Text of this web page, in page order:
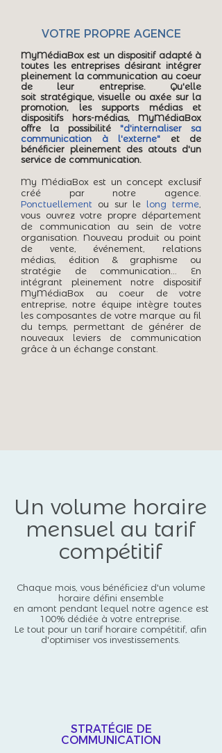
VOTRE PROPRE AGENCE
MyMédiaBox est un dispositif adapté à
toutes les entreprises désirant intégrer
pleinement la communication au coeur
de leur entreprise. Qu'elle
soit stratégique, visuelle ou axée sur la
promotion, les supports médias et
dispositifs hors-médias, MyMédiaBox
offre la possibilité "d'internaliser sa
communication à l'externe" et de
bénéficier pleinement des atouts d'un
service de communication.
My MédiaBox est un concept exclusif
créé par notre agence.
Ponctuellement ou sur le long terme
vous ouvrez votre propre département
de communication au sein de votre
organisation. Nouveau produit ou point
de vente, événement, relations
médias, édition & graphisme ou
stratégie de communication... En
intégrant pleinement notre dispositif
MyMédiaBox au coeur de votre
entreprise, notre équipe intègre toutes
les composantes de votre marque au fil
du temps, permettant de générer de
nouveaux leviers de communication
grâce à un échange constant.
Un volume horaire
mensuel au tarif
compétitif
Chaque mois, vous bénéficiez d'un volume
horaire défini ensemble
en amont pendant lequel notre agence est
100% dédiée à votre entreprise.
Le tout pour un tarif horaire compétitif, afin
d'optimiser vos investissements.
STRATÉGIE DE
COMMUNICATION